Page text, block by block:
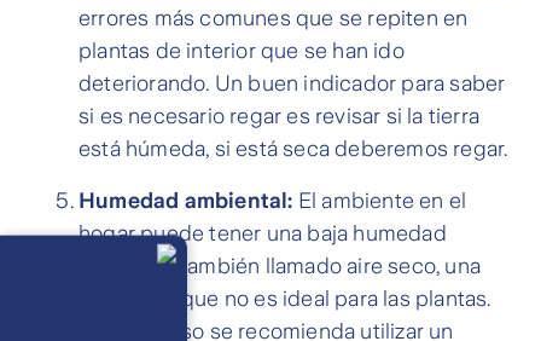
errores más comunes que se repiten en
plantas de interior que se han ido
deteriorando. Un buen indicador para saber
si es necesario regar es revisar si la tierra
está húmeda, si está seca deberemos regar.
Humedad ambiental: El ambiente en el
hogar puede tener una baja humedad
ambiental también llamado aire seco, una
condición que no es ideal para las plantas.
En este caso se recomienda utilizar un